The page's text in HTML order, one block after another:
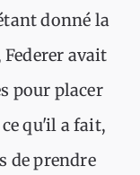
donné la
avait
pour placer
qu'il a fait,
de prendre